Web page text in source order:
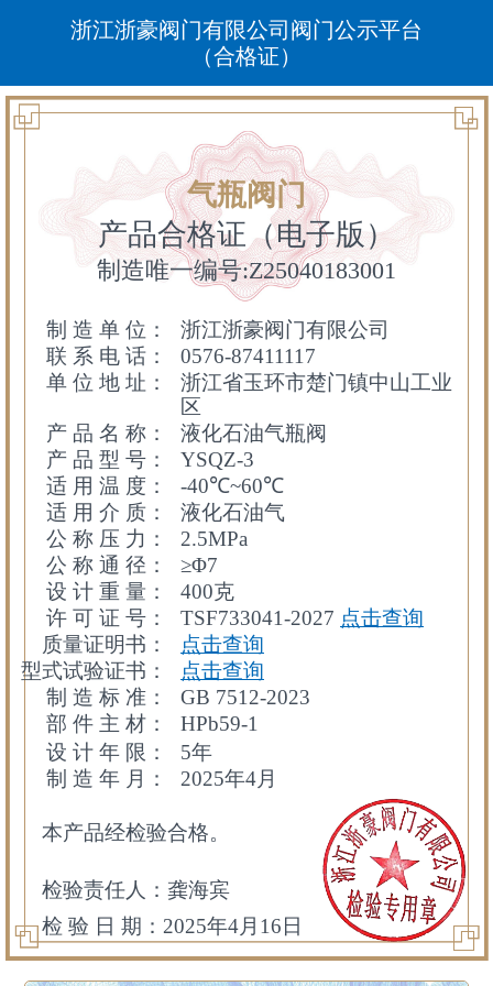
浙江浙豪阀门有限公司阀门公示平台
（合格证）
气瓶阀门
产品合格证（电子版）
制造唯一编号:Z25040183001
制 造 单 位：
浙江浙豪阀门有限公司
联 系 电 话：
0576-87411117
单 位 地 址：
浙江省玉环市楚门镇中山工业
区
产 品 名 称：
液化石油气瓶阀
产 品 型 号：
YSQZ-3
适 用 温 度：
-40℃~60℃
适 用 介 质：
液化石油气
公 称 压 力：
2.5MPa
公 称 通 径：
≥Φ7
设 计 重 量：
400克
许 可 证 号：
TSF733041-2027 点击查询
质量证明书：
点击查询
型式试验证书：
点击查询
制 造 标 准：
GB 7512-2023
部 件 主 材：
HPb59-1
设 计 年 限：
5年
制 造 年 月：
2025年4月
本产品经检验合格。
检验责任人：龚海宾
检 验 日 期：2025年4月16日